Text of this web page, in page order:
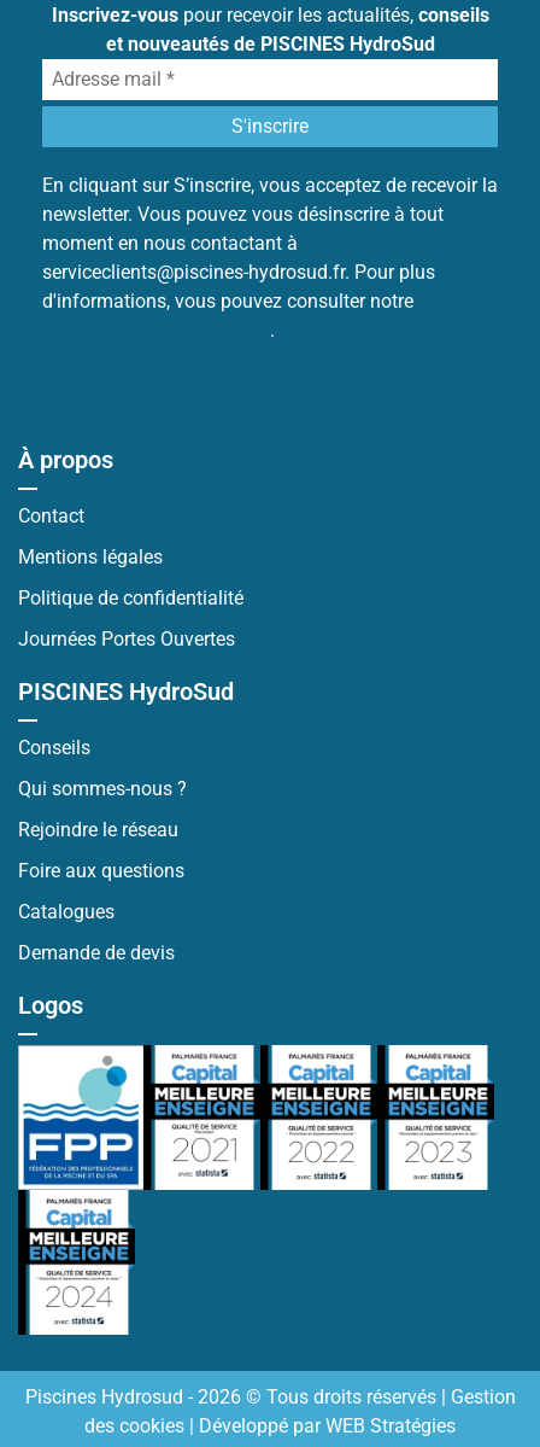
Inscrivez-vouspour recevoir les actualités, conseils
et nouveautés de PISCINES HydroSud
En cliquant sur S’inscrire, vous acceptez de recevoir la
newsletter. Vous pouvez vous désinscrire à tout
moment en nous contactant à
serviceclients@piscines-hydrosud.fr. Pour plus
d'informations, vous pouvez consulter notre
.
À propos
Contact
Mentions légales
Politique de confidentialité
Journées Portes Ouvertes
PISCINES HydroSud
Conseils
Qui sommes-nous ?
Rejoindre le réseau
Foire aux questions
Catalogues
Demande de devis
Logos
Piscines Hydrosud - 2026 © Tous droits réservés | Gestion
des cookies | Développé parWEB Stratégies